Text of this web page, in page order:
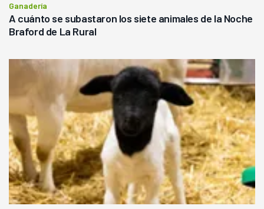
Ganadería
A cuánto se subastaron los siete animales de la Noche
Braford de La Rural